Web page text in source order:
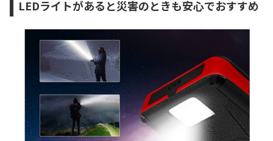
LEDライトがあると災害のときも安心でおすすめ